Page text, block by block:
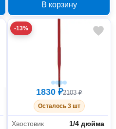
В корзину
-13%
1830 ₽2103 ₽
Осталось 3 шт
Хвостовик
1/4 дюйма